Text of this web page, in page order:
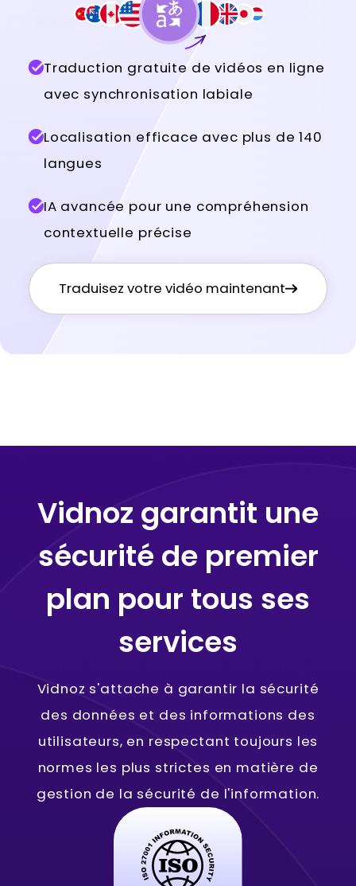
Traduction gratuite de vidéos en ligne
avec synchronisation labiale
Localisation efficace avec plus de 140
langues
IA avancée pour une compréhension
contextuelle précise
Traduisez votre vidéo maintenant
Vidnoz garantit une
sécurité de premier
plan pour tous ses
services
Vidnoz s'attache à garantir la sécurité
des données et des informations des
utilisateurs, en respectant toujours les
normes les plus strictes en matière de
gestion de la sécurité de l'information.